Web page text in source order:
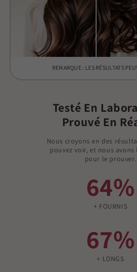
REMARQUE : LES RÉSULTATS
Testé En
Prouvé En
Nous croyons en des
pouvez voir, et nous avons
pour le prouver.
64%
+ FOURNIS
67%
+ LONGS